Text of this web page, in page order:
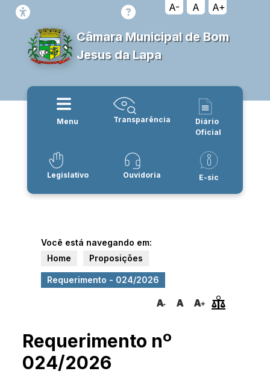
A- A A+
Câmara Municipal de Bom
Jesus da Lapa
Menu Transparência
Diário
Oficial
Legislativo Ouvidoria E-sic
Você está navegando em:
Home
Proposições
Requerimento - 024/2026
Requerimento nº
024/2026